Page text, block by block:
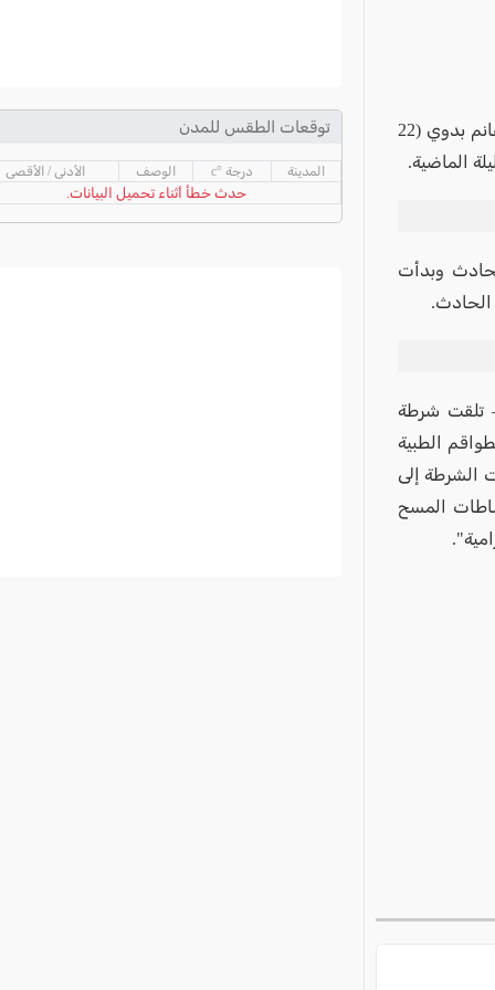
لقي الشابان عبد خالد ابو جودة (24 عامًا) وهو من سكان باقة، وايسم سامي غانم بدوي (22
الماضية.
وبدأت
الحادث.
تلقت شرطة
الطبية
الشرطة إلى
المسح
توقعات الطقس للمدن
المدينة درجة °c الوصف الأدنى / الأقصى
حدث خطأ أثناء تحميل البيانات.